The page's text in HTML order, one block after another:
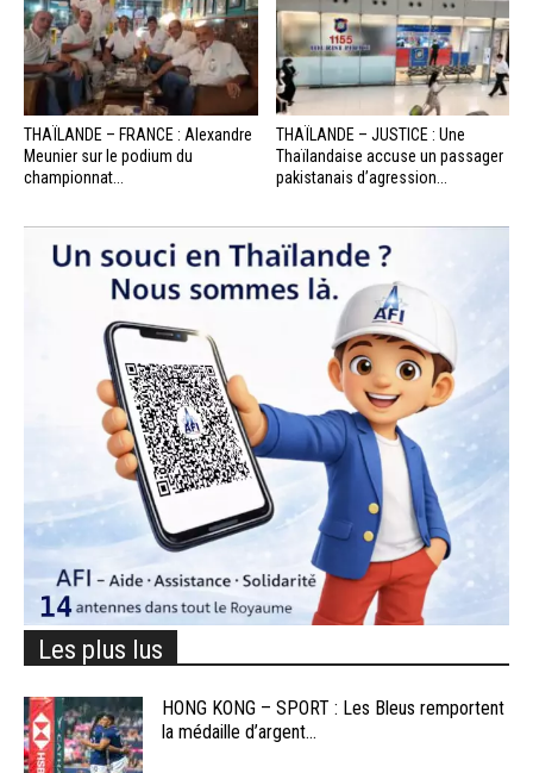
THAÏLANDE – FRANCE : Alexandre
Meunier sur le podium du
championnat...
THAÏLANDE – JUSTICE : Une
Thaïlandaise accuse un passager
pakistanais d’agression...
Les plus lus
HONG KONG – SPORT : Les Bleus remportent
la médaille d’argent...